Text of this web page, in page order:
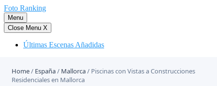
Saltar
al
contenido
Foto Ranking
Menu
Close Menu X
Últimas Escenas Añadidas
Home/ España/ Mallorca/ Piscinas con Vistas a Construcciones
Residenciales en Mallorca